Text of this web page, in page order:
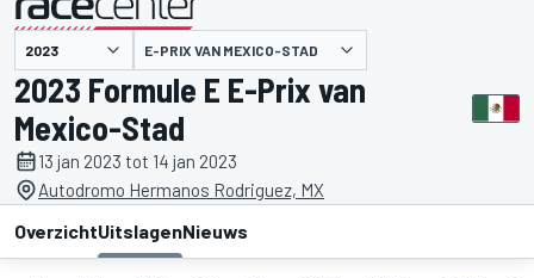
gepresenteerd door E-PRIX VAN MEXICO-STAD
2023 Formule E E-Prix van
Mexico-Stad
13 jan 2023 tot 14 jan 2023
Autodromo Hermanos Rodriguez, MX
OverzichtUitslagenNieuws